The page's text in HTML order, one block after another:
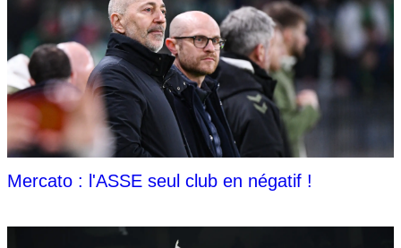
Mercato : l'ASSE seul club en négatif !